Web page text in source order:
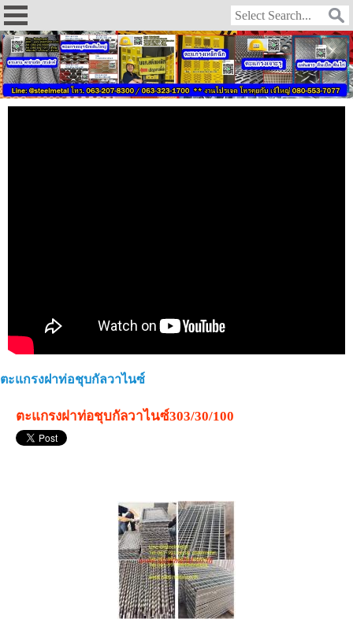
ตะแกรงฝาท่อชุบกัลวาไนซ์
ตะแกรงฝาท่อชุบกัลวาไนซ์303/30/100